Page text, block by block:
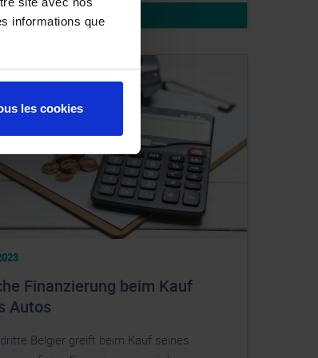
informations que
les cookies
Finanzierung beim Kauf
Autos
Belgier greift beim Kauf seines